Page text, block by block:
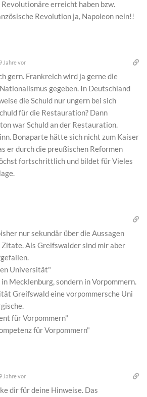
Revolutionäre erreicht haben bzw.
Revolution ja, Napoleon nein!!
9 Jahre vor
gern. Frankreich wird ja gerne die
gegeben. In Deutschland
die Schuld nur ungern bei sich
für die Restauration? Dann
war Schuld an der Restauration.
Bonaparte hätte sich nicht zum Kaiser
er durch die preußischen Reformen
fortschrittlich und bildet für Vieles
nur sekundär über die Aussagen
Als Greifswalder sind mir aber
Universität"
Mecklenburg, sondern in Vorpommern.
Greifswald eine vorpommersche Uni
für Vorpommern"
für Vorpommern"
9 Jahre vor
dir für deine Hinweise. Das